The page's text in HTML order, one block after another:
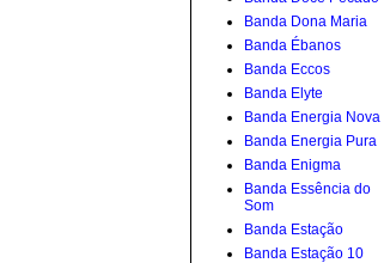
Banda Dona Maria
Banda Ébanos
Banda Eccos
Banda Elyte
Banda Energia Nova
Banda Energia Pura
Banda Enigma
Banda Essência do
Som
Banda Estação
Banda Estação 10